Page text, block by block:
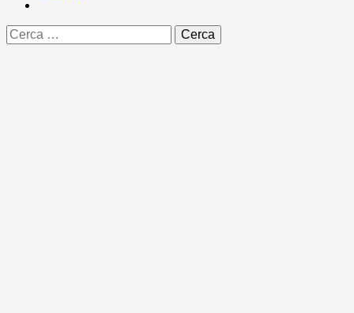
Ricerca
per: